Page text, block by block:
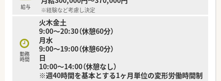
がら薬剤師としての知識を継続して身に付けられます。
■処方箋を持参すればお薬代の7割を会社が負担するサポート制
度があり、社員の健康管理も手厚くバックアップします。
給与 ※経験など考慮し決定
勤務
時間
火木金土
9:00～20:30（休憩60分）
月水
9:00～19:00（休憩60分）
日
10:00～14:00（休憩なし）
※週40時間を基本とする1ヶ月単位の変形労働時間制